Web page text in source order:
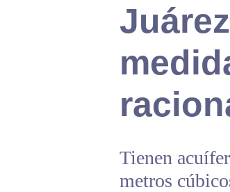
Tienen
metros